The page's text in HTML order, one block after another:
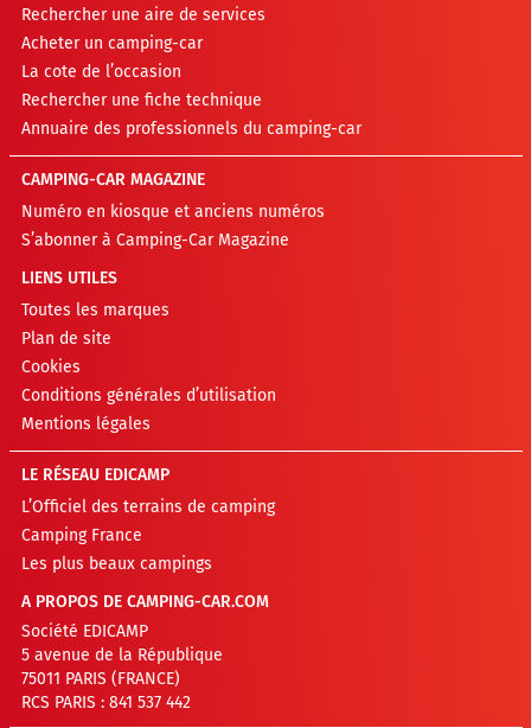
Rechercher une aire de services
Acheter un camping-car
La cote de l’occasion
Rechercher une fiche technique
Annuaire des professionnels du camping-car
CAMPING-CAR MAGAZINE
Numéro en kiosque et anciens numéros
S’abonner à Camping-Car Magazine
LIENS UTILES
Toutes les marques
Plan de site
Cookies
Conditions générales d’utilisation
Mentions légales
LE RÉSEAU EDICAMP
L’Officiel des terrains de camping
Camping France
Les plus beaux campings
A PROPOS DE CAMPING-CAR.COM
Société EDICAMP
5 avenue de la République
75011 PARIS (FRANCE)
RCS PARIS : 841 537 442